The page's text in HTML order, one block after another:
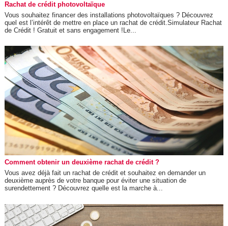
Rachat de crédit photovoltaïque
Vous souhaitez financer des installations photovoltaïques ? Découvrez
quel est l’intérêt de mettre en place un rachat de crédit.Simulateur Rachat
de Crédit ! Gratuit et sans engagement !Le...
Comment obtenir un deuxième rachat de crédit ?
Vous avez déjà fait un rachat de crédit et souhaitez en demander un
deuxième auprès de votre banque pour éviter une situation de
surendettement ? Découvrez quelle est la marche à...